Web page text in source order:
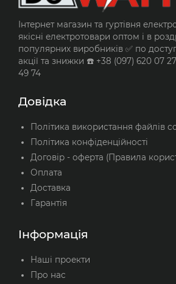
Інтернет магазин та гуртівня
якісні електротовари оптом і в
популярних виробників ✅ по
акції та знижки ☎️ +38 (097) 620 07
49 74
Довідка
Політика використання файлів
Політика конфіденційності
Договір - оферта (Правила
Оплата
Доставка
Гарантія
Інформація
Наші проекти
Про нас